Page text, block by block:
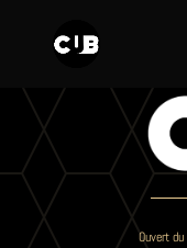
Ouvert du